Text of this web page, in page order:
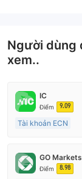
Người dùng
xem..
IC
Điểm 9.09
Tài khoản ECN
Đăng ký tại Nước
GO Markets
Điểm 8.98